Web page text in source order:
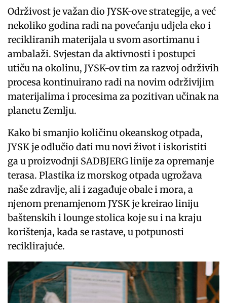
Održivost je važan dio JYSK-ove strategije, a već
nekoliko godina radi na povećanju udjela eko i
recikliranih materijala u svom asortimanu i
ambalaži. Svjestan da aktivnosti i postupci
utiču na okolinu, JYSK-ov tim za razvoj održivih
procesa kontinuirano radi na novim održivijim
materijalima i procesima za pozitivan učinak na
planetu Zemlju.
Kako bi smanjio količinu okeanskog otpada,
JYSK je odlučio dati mu novi život i iskoristiti
ga u proizvodnji SADBJERG linije za opremanje
terasa. Plastika iz morskog otpada ugrožava
naše zdravlje, ali i zagađuje obale i mora, a
njenom prenamjenom JYSK je kreirao liniju
baštenskih i lounge stolica koje su i na kraju
korištenja, kada se rastave, u potpunosti
reciklirajuće.